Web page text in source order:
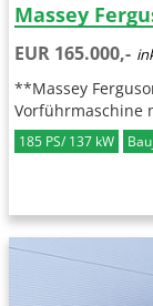
Massey
EUR 165.000,-
**Massey
Vorführmaschine
185 PS/ 137 kW